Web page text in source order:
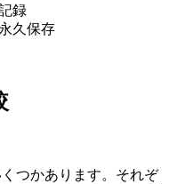
録
久保存
つかあります。それぞ